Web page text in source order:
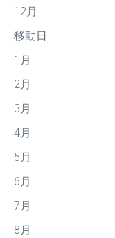
12月
移動日
1月
2月
3月
4月
5月
6月
7月
8月